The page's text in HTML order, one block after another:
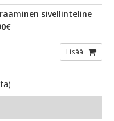
sivellinteline
Lisää